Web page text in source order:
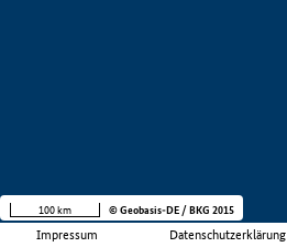
Impressum Datenschutzerklärung
100 km © Geobasis-DE / BKG 2015